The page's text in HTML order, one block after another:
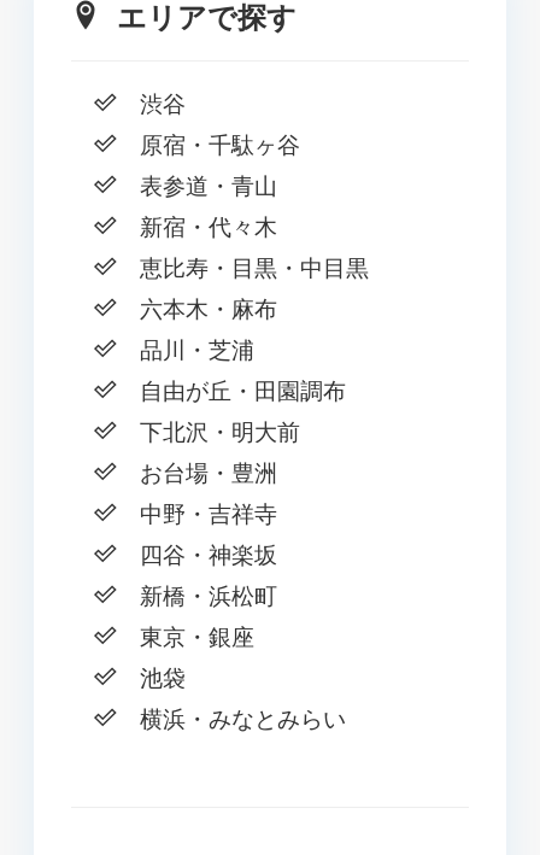
エリアで探す
渋谷
原宿・千駄ヶ谷
表参道・青山
新宿・代々木
恵比寿・目黒・中目黒
六本木・麻布
品川・芝浦
自由が丘・田園調布
下北沢・明大前
お台場・豊洲
中野・吉祥寺
四谷・神楽坂
新橋・浜松町
東京・銀座
池袋
横浜・みなとみらい